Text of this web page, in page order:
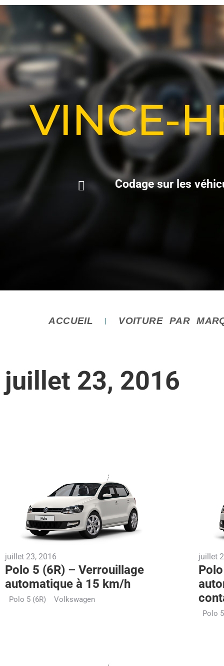
VINCE-
Codage sur les véhic
ACCUEIL VOITURE PAR
juillet 23, 2016
juillet 23, 2016
Polo 5 (6R) – Verrouillage
automatique à 15 km/h
Polo 5 (6R) Volkswagen
juillet
Polo